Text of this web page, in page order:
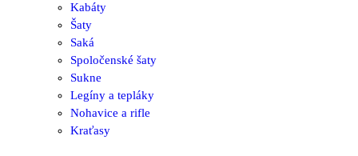
Kabáty
Šaty
Saká
Spoločenské šaty
Sukne
Legíny a tepláky
Nohavice a rifle
Kraťasy